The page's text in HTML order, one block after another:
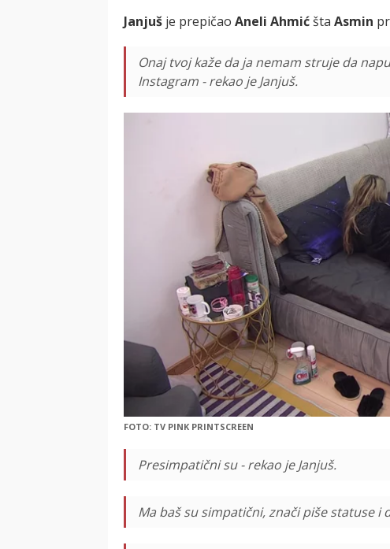
Janjuš je prepičao Aneli Ahmićšta Asmin
Onaj tvoj kaže da ja nemam struje da
Instagram - rekao je Janjuš.
FOTO: TV PINK PRINTSCREEN
Presimpatični su - rekao je Janjuš.
Ma baš su simpatični, znači piše statuse i